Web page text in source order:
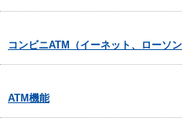
コンビニATM（イーネット、ローソ
ATM機能